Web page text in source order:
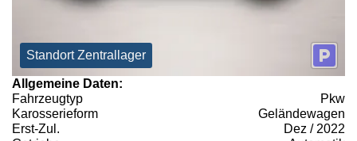
Standort Zentrallager
Allgemeine Daten:
Fahrzeugtyp
Pkw
Karosserieform
Geländewagen
Erst-Zul.
Dez / 2022